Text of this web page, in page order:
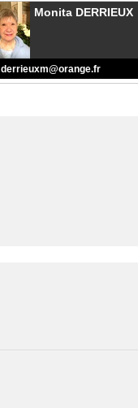
Monita DERRIEUX
derrieuxm@orange.fr